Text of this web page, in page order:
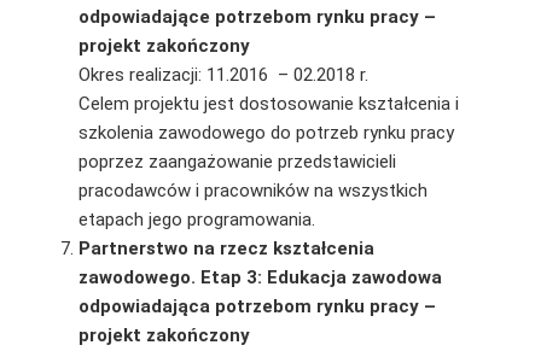
odpowiadające potrzebom rynku pracy –
projekt zakończony
Okres realizacji: 11.2016 – 02.2018 r.
Celem projektu jest dostosowanie kształcenia i
szkolenia zawodowego do potrzeb rynku pracy
poprzez zaangażowanie przedstawicieli
pracodawców i pracowników na wszystkich
etapach jego programowania.
Partnerstwo na rzecz kształcenia
zawodowego. Etap 3: Edukacja zawodowa
odpowiadająca potrzebom rynku pracy –
projekt zakończony